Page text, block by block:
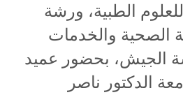
الطبية، ورشة
الصحية والخدمات
الجيش، بحضور عميد
الدكتور ناصر